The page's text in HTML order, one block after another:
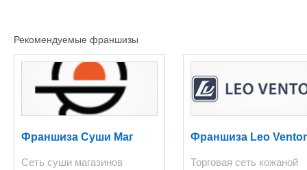
Рекомендуемые франшизы
Франшиза Суши Маг
Сеть суши магазинов
Франшиза Leo
Торговая сеть кожаной